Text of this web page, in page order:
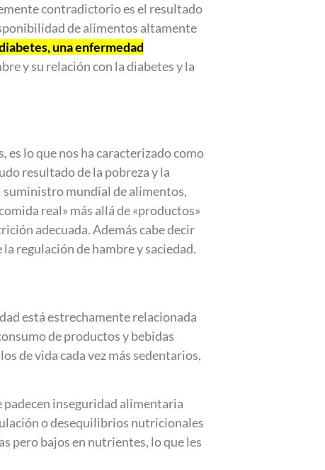
contradictorio es el resultado
de alimentos altamente
una enfermedad
y su relación con la diabetes y la
lo que nos ha caracterizado como
resultado de la pobreza y la
suministro mundial de alimentos,
real» más allá de «productos»
adecuada. Además cabe decir
regulación de hambre y saciedad.
está estrechamente relacionada
de productos y bebidas
de vida cada vez más sedentarios,
inseguridad alimentaria
o desequilibrios nutricionales
pero bajos en nutrientes, lo que les